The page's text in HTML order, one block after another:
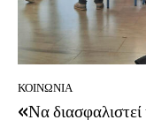
ΚΟΙΝΩΝΊΑ
«Να